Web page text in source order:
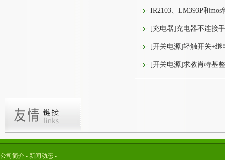
IR2103、LM393P和mos
[充电器]充电器不连接
[开关电源]轻触开关+
[开关电源]求教肖特基
公司简介 - 新闻动态 -